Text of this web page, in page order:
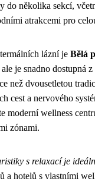
do několika sekcí,
atrakcemi pro
lázní je Bělá
je snadno dostupná z
než dvousetletou
cest a nervového
moderní wellness
zónami.
s relaxací je
a hotelů s vlastními